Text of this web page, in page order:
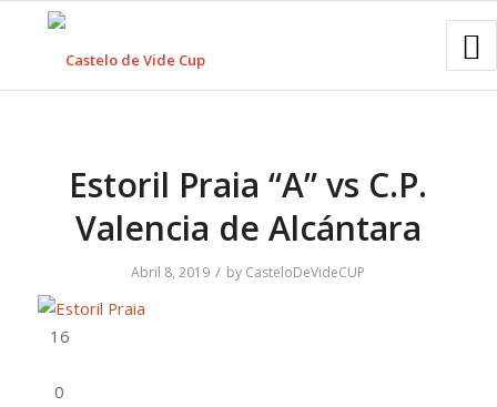
Estoril Praia “A” vs C.P.
Valencia de Alcántara
Abril 8, 2019 / by CasteloDeVideCUP